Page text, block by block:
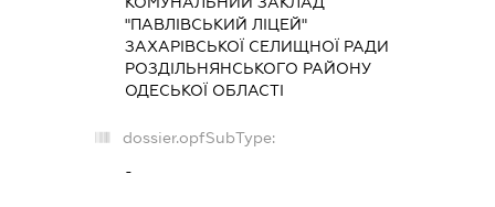
"ПАВЛІВСЬКИЙ ЛІЦЕЙ"
ЗАХАРІВСЬКОЇ СЕЛИЩНОЇ РАДИ
РОЗДІЛЬНЯНСЬКОГО РАЙОНУ
ОДЕСЬКОЇ ОБЛАСТІ
dossier.opfSubType:
-